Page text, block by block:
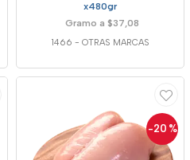
x480gr
Gramo a $37,08
1466 - OTRAS MARCAS
-20 %